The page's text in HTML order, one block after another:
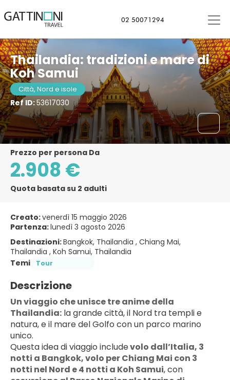
02 50071294
Thailandia: tradizioni e mare di
Koh Samui
Città, Nord e isole
Ref ID:53617030
Bangkok, Thailandia
Prezzo per persona Da
2.908 €
Quota basata su 2 adulti
Creato:venerdì 15 maggio 2026
Partenza:lunedì 3 agosto 2026
Destinazioni:Bangkok, Thailandia , Chiang Mai,
Thailandia , Koh Samui, Thailandia
Temi
Tour
Descrizione
Un viaggio che unisce tre anime della
Thailandia: la grande città, il Nord tra templi e
natura, e il mare del Golfo con un parco marino
unico.
Questa idea di viaggio include volo dall’Italia, 3
notti a Bangkok, volo per Chiang Mai con 3
notti nel Nord e 4 notti a Koh Samui